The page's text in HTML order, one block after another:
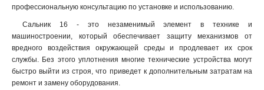
профессиональную консультацию по установке и использованию.
Сальник 16 - это незаменимый элемент в технике и
машиностроении, который обеспечивает защиту механизмов от
вредного воздействия окружающей среды и продлевает их срок
службы. Без этого уплотнения многие технические устройства могут
быстро выйти из строя, что приведет к дополнительным затратам на
ремонт и замену оборудования.